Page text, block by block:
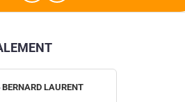
BERNARD LAURENT